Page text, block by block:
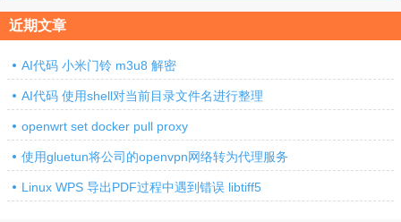
近期文章
AI代码 小米门铃 m3u8 解密
AI代码 使用shell对当前目录文件名进行整理
openwrt set docker pull proxy
使用gluetun将公司的openvpn网络转为代理服务
Linux WPS 导出PDF过程中遇到错误 libtiff5